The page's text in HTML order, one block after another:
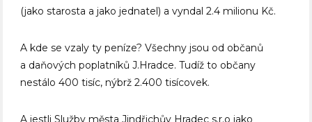
(jako starosta a jako jednatel) a vyndal 2.4 milionu Kč.
A kde se vzaly ty peníze? Všechny jsou od občanů
a daňových poplatníků J.Hradce. Tudíž to občany
nestálo 400 tisíc, nýbrž 2.400 tisícovek.
A jestli Služby města Jindřichův Hradec s.r.o jako